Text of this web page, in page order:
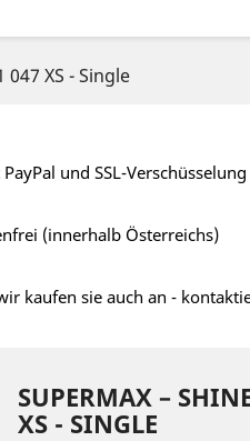
XS - Single
und SSL-Verschüsselung
(innerhalb Österreichs)
kaufen sie auch an -
SUPERMAX –
XS - SINGLE